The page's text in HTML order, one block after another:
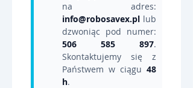
info@robosavex.pl lub
506 585 897.
Skontaktujemy się z
Państwem w ciągu 48
h.